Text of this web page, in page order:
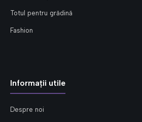
Totul pentru grădină
Fashion
Informații utile
Despre noi